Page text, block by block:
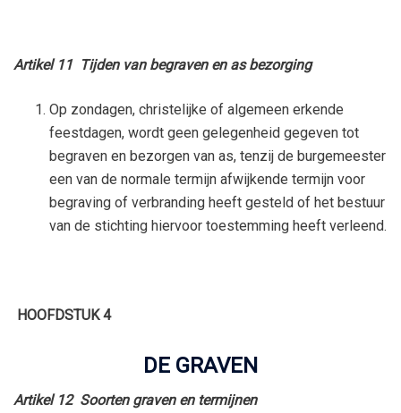
Artikel 11 Tijden van begraven en as bezorging
Op zondagen, christelijke of algemeen erkende
feestdagen, wordt geen gelegenheid gegeven tot
begraven en bezorgen van as, tenzij de burgemeester
een van de normale termijn afwijkende termijn voor
begraving of verbranding heeft gesteld of het bestuur
van de stichting hiervoor toestemming heeft verleend.
HOOFDSTUK 4
DE GRAVEN
Artikel 12 Soorten graven en termijnen